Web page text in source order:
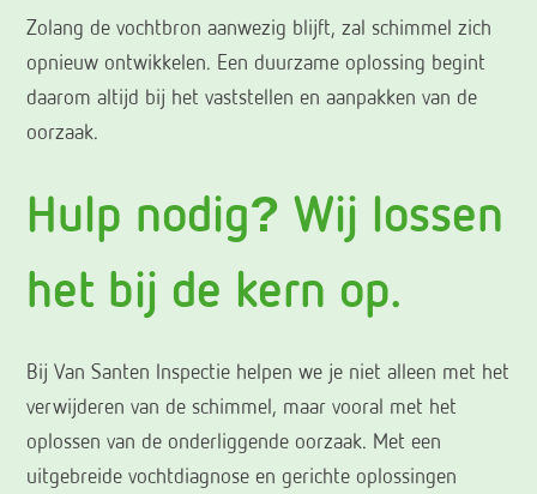
Zolang de vochtbron aanwezig blijft, zal schimmel zich
opnieuw ontwikkelen. Een duurzame oplossing begint
daarom altijd bij het vaststellen en aanpakken van de
oorzaak.
Hulp nodig? Wij lossen
het bij de kern op.
Bij Van Santen Inspectie helpen we je niet alleen met het
verwijderen van de schimmel, maar vooral met het
oplossen van de onderliggende oorzaak. Met een
uitgebreide vochtdiagnose en gerichte oplossingen